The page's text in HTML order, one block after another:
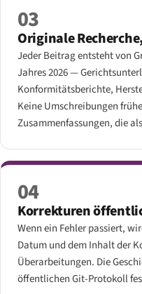
03
Originale
Jeder Beitrag entsteht von
Jahres 2026 —
Konformitätsberichte,
Keine Umschreibungen
Zusammenfassungen, die
04
Korrekturen
Wenn ein Fehler passiert,
Datum und dem Inhalt der
Überarbeitungen. Die
öffentlichen Git-Protokoll